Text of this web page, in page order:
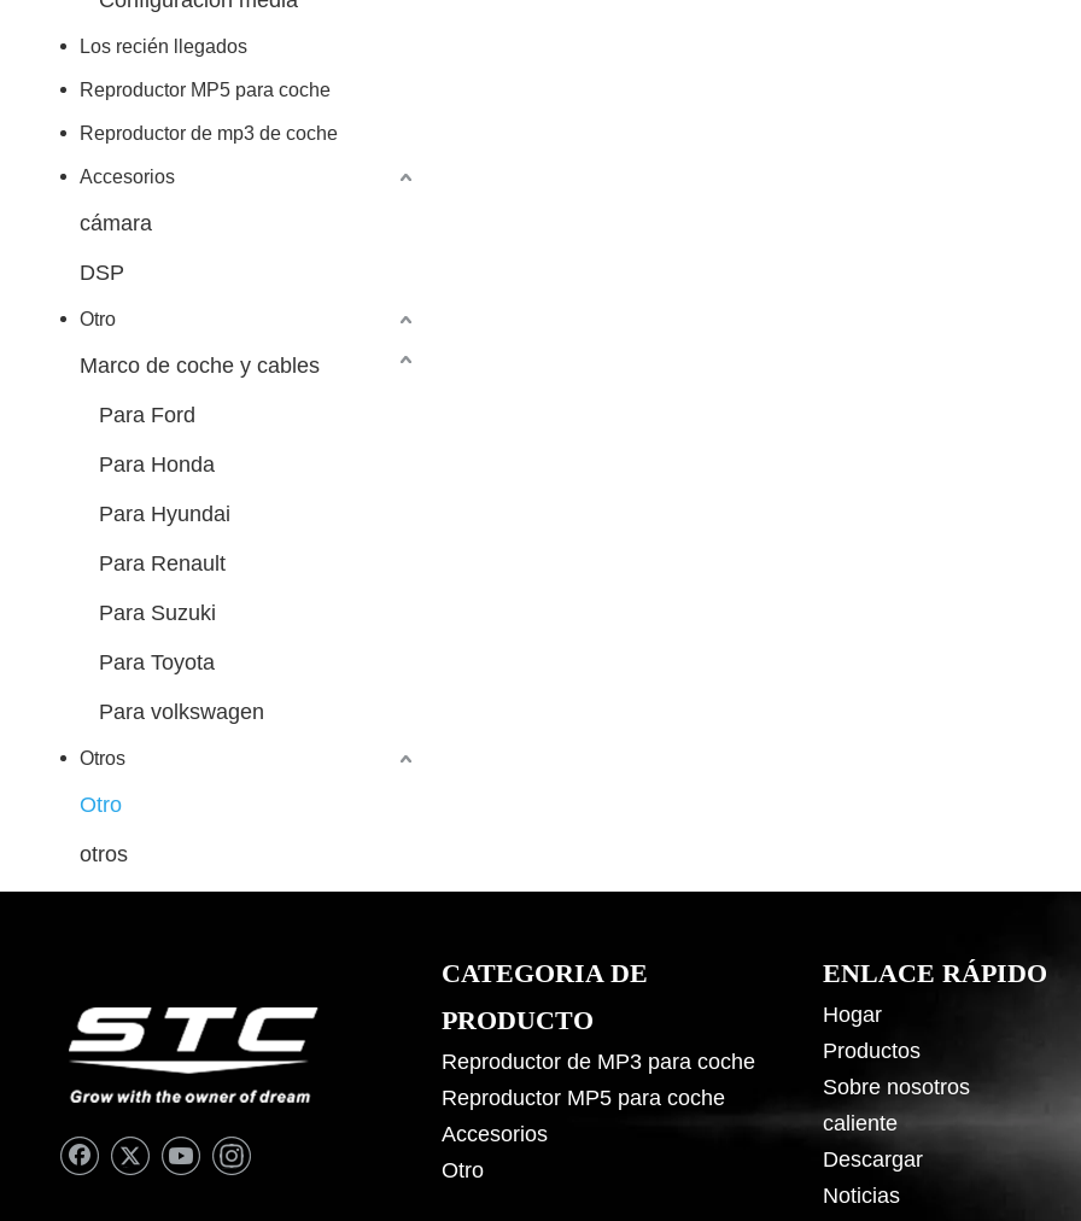
Los recién llegados
Reproductor MP5 para coche
Reproductor de mp3 de coche
Accesorios
cámara
DSP
Otro
Marco de coche y cables
Para Ford
Para Honda
Para Hyundai
Para Renault
Para Suzuki
Para Toyota
Para volkswagen
Otros
Otro
otros
CATEGORIA DE
PRODUCTO
Reproductor de MP3 para coche
Reproductor MP5 para coche
Accesorios
Otro
ENLACE RÁPIDO
Hogar
Productos
Sobre nosotros
caliente
Descargar
Noticias